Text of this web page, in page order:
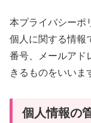
本プライバシーポ
個人に関する情報
番号、メールアド
きるものをいいま
個人情報の